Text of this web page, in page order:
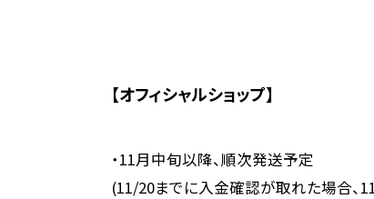
【オフィシャルショップ】
・11月中旬以降、順次発送予定
(11/20までに入金確認が取れた場合、